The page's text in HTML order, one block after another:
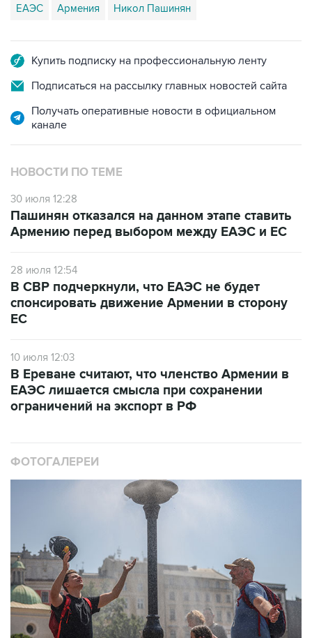
ЕАЭС Армения Никол Пашинян
Купить подписку на профессиональную ленту
Подписаться на рассылку главных новостей сайта
Получать оперативные новости в официальном
канале
НОВОСТИ ПО ТЕМЕ
30 июля 12:28
Пашинян отказался на данном этапе ставить
Армению перед выбором между ЕАЭС и ЕС
28 июля 12:54
В СВР подчеркнули, что ЕАЭС не будет
спонсировать движение Армении в сторону
ЕС
10 июля 12:03
В Ереване считают, что членство Армении в
ЕАЭС лишается смысла при сохранении
ограничений на экспорт в РФ
ФОТОГАЛЕРЕИ